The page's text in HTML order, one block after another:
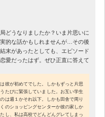
どうなりましたか？いま片思いに
的な話かもしれませんが…その後
末があったとしても、エピソード
愛だったはず。ぜひ正直に答えて
彼が初めてでした。しかもずっと片思
たびに緊張していました。お互い学生
は週１かそれ以下。しかも田舎で周り
のショッピングセンターか彼の家しか
し、私は高校でどんどんグレてしまっ